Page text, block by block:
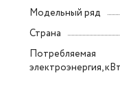
Модельный ряд
Страна
Потребляемая
электроэнергия,